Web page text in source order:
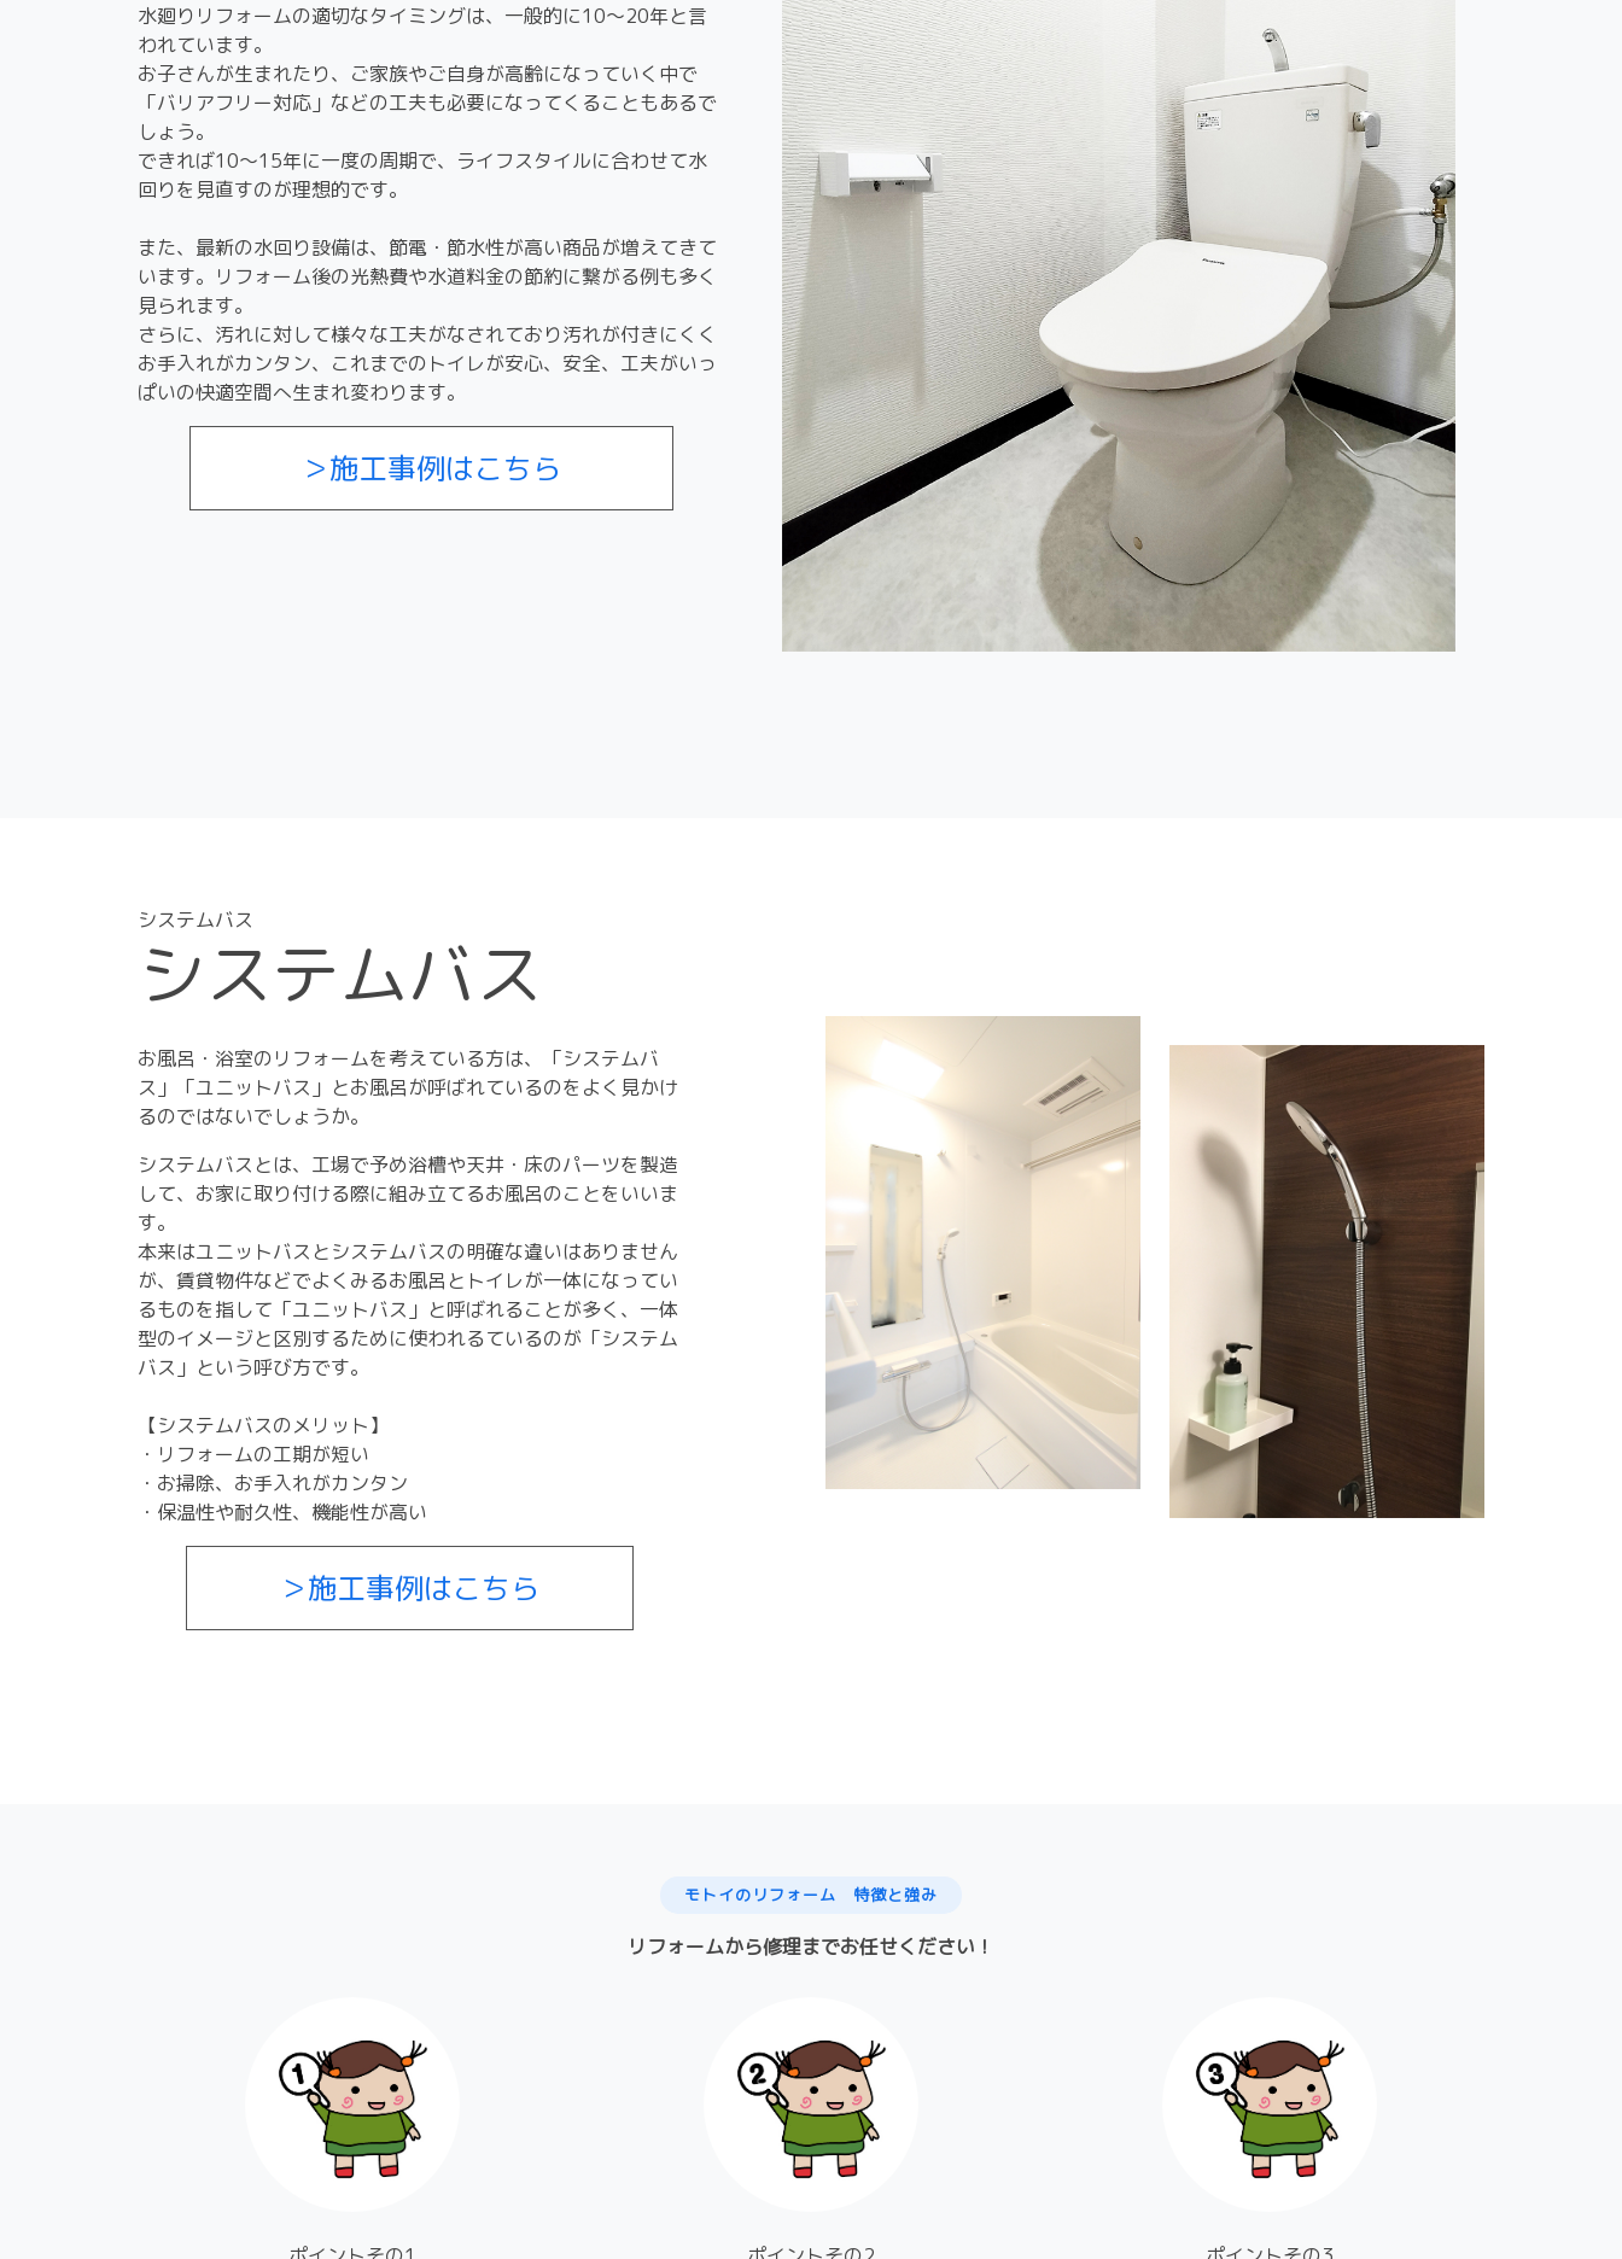
水廻りリフォームの適切なタイミングは、一般的に10〜20年と言
われています。
お子さんが生まれたり、ご家族やご自身が高齢になっていく中で
「バリアフリー対応」などの工夫も必要になってくることもあるで
しょう。
できれば10〜15年に一度の周期で、ライフスタイルに合わせて水
回りを見直すのが理想的です。
また、最新の水回り設備は、節電・節水性が高い商品が増えてきて
います。リフォーム後の光熱費や水道料金の節約に繋がる例も多く
見られます。
さらに、汚れに対して様々な工夫がなされており汚れが付きにくく
お手入れがカンタン、これまでのトイレが安心、安全、工夫がいっ
ぱいの快適空間へ生まれ変わります。
＞施工事例はこちら
システムバス
システムバス
お風呂・浴室のリフォームを考えている方は、「システムバ
ス」「ユニットバス」とお風呂が呼ばれているのをよく見かけ
るのではないでしょうか。
システムバスとは、工場で予め浴槽や天井・床のパーツを製造
して、お家に取り付ける際に組み立てるお風呂のことをいいま
す。
本来はユニットバスとシステムバスの明確な違いはありません
が、賃貸物件などでよくみるお風呂とトイレが一体になってい
るものを指して「ユニットバス」と呼ばれることが多く、一体
型のイメージと区別するために使われるているのが「システム
バス」という呼び方です。
【システムバスのメリット】
・リフォームの工期が短い
・お掃除、お手入れがカンタン
・保温性や耐久性、機能性が高い
＞施工事例はこちら
モトイのリフォーム 特徴と強み
リフォームから修理までお任せください！